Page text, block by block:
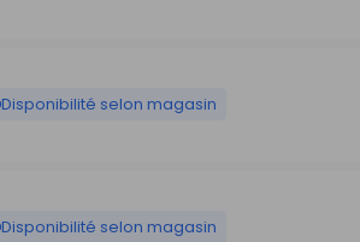
Disponibilité selon magasin
Disponibilité selon magasin